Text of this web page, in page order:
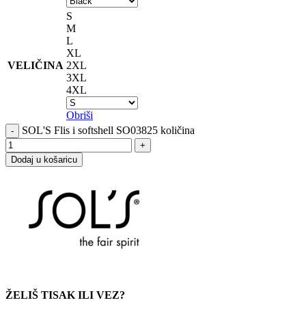
VELIČINA
S
M
L
XL
2XL
3XL
4XL
Obriši
SOL'S Flis i softshell SO03825 količina
Dodaj u košaricu
ŽELIŠ TISAK ILI VEZ?